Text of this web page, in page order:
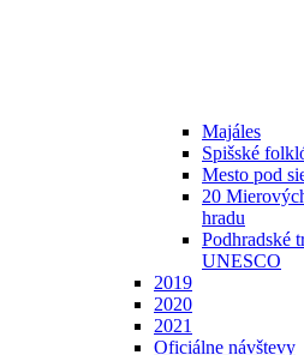
Majáles
Spišské
Mesto pod
20
hradu
Podhradské
UNESCO
2019
2020
2021
Oficiálne návštevy